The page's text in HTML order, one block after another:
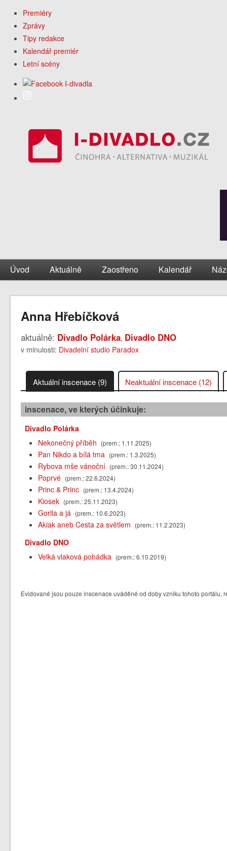
Premiéry
Zprávy
Tipy redakce
Kalendář premiér
Letní scény
Úvod Aktuálně Zaostřeno Kalendář
Anna Hřebíčková
aktuálně: Divadlo Polárka, Divadlo DNO
v minulosti: Divadelní studio Paradox
Aktuální inscenace (9) Neaktuální inscenace (12)
inscenace, ve kterých účinkuje:
Divadlo Polárka
Nekonečný příběh (prem.: 1.11.2025)
Pan Nikdo a bílá tma (prem.: 1.3.2025)
Rybova mše vánoční (prem.: 30.11.2024)
Poprvé (prem.: 22.6.2024)
Princ & Princ (prem.: 13.4.2024)
Kiosek (prem.: 25.11.2023)
Gorila a já (prem.: 10.6.2023)
Akiak aneb Cesta za světlem (prem.: 11.2.2023)
Divadlo DNO
Velká vlaková pohádka (prem.: 6.10.2019)
Evidované jsou pouze inscenace uváděné od doby vzniku tohoto portálu,